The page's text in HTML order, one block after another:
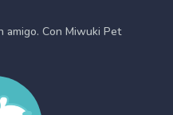
amigo. Con Miwuki Pet